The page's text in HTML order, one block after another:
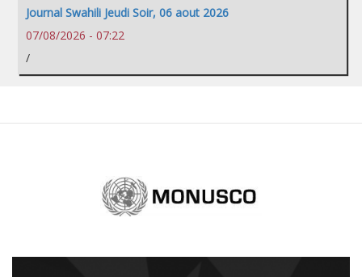
Journal Swahili Jeudi Soir, 06 aout 2026
07/08/2026 - 07:22
/